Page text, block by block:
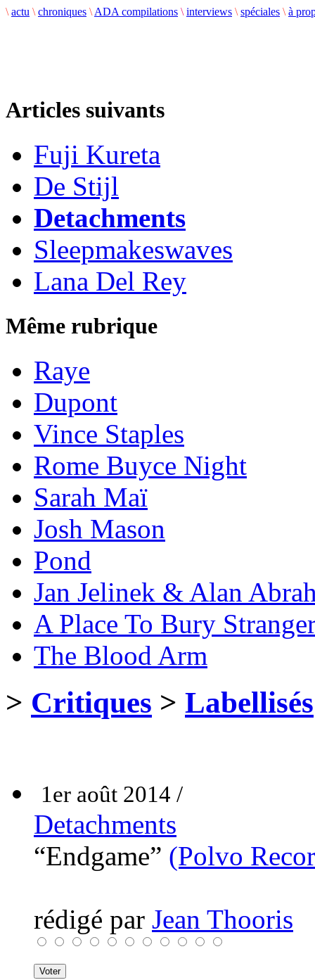
\ actu \ chroniques \ ADA compilations \ interviews \ spéciales \ à
Articles suivants
Fuji Kureta
De Stijl
Detachments
Sleepmakeswaves
Lana Del Rey
Même rubrique
Raye
Dupont
Vince Staples
Rome Buyce Night
Sarah Maï
Josh Mason
Pond
Jan Jelinek & Alan
A Place To Bury
The Blood Arm
> Critiques > Labellisés
1er août 2014 /
Detachments
“Endgame” (Polvo
rédigé par Jean Thooris